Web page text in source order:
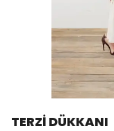
TERZİ DÜKKANI